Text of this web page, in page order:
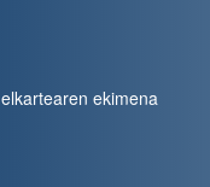
elkartearen ekimena